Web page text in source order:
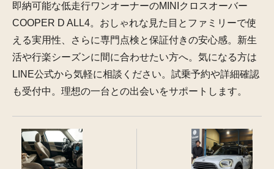
即納可能な低走行ワンオーナーのMINIクロスオーバー
COOPER D ALL4。おしゃれな見た目とファミリーで使
える実用性、さらに専門点検と保証付きの安心感。新生
活や行楽シーズンに間に合わせたい方へ。気になる方は
LINE公式から気軽に相談ください。試乗予約や詳細確認
も受付中。理想の一台との出会いをサポートします。